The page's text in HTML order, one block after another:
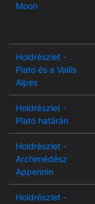
Moon
Holdrészlet -
Plato és a Vallis
Alpes
Holdrészlet -
Plato határán
Holdrészlet -
Archimédész
Appennin
Holdrészlet -